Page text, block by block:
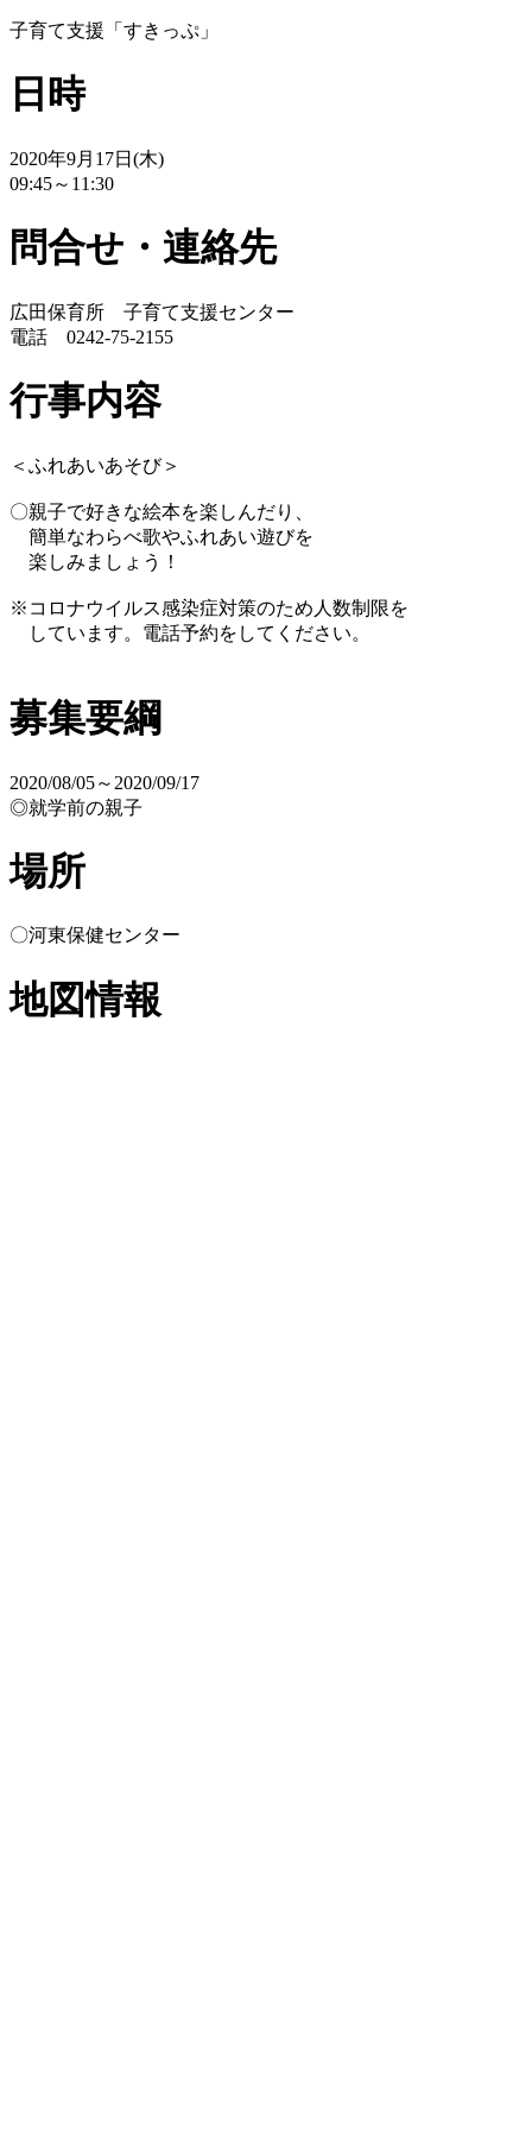
子育て支援「すきっぷ」
日時
2020年9月17日(木)
09:45～11:30
問合せ・連絡先
広田保育所 子育て支援センター
電話 0242-75-2155
行事内容
＜ふれあいあそび＞
〇親子で好きな絵本を楽しんだり、
簡単なわらべ歌やふれあい遊びを
楽しみましょう！
※コロナウイルス感染症対策のため人数制限を
しています。電話予約をしてください。
募集要綱
2020/08/05～2020/09/17
◎就学前の親子
場所
〇河東保健センター
地図情報